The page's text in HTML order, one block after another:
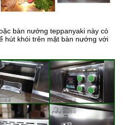
bàn nướng teppanyaki này có
hút khói trên mặt bàn nướng với